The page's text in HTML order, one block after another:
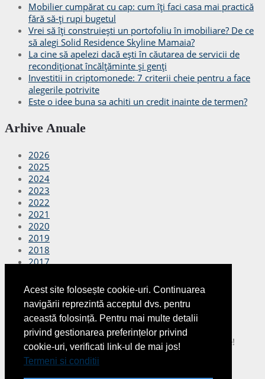
Acest site folosește cookie-uri. Continuarea
navigării reprezintă acceptul dvs. pentru
această folosință. Pentru mai multe detalii
privind gestionarea preferințelor privind
cookie-uri, verificati link-ul de mai jos!
Termeni si conditii
Mobilier cumpărat cu cap: cum îți faci casa mai practică
fără să-ți rupi bugetul
Vrei să îți construiești un portofoliu în imobiliare? De ce
să alegi Solid Residence Skyline Mamaia?
La cine să apelezi dacă ești în căutarea de servicii de
recondiționat încălțăminte și genți
Investitii in criptomonede: 7 criterii cheie pentru a face
alegerile potrivite
Este o idee buna sa achiti un credit inainte de termen?
Arhive Anuale
2026
2025
2024
2023
2022
2021
2020
2019
2018
2017
2015
2014
2013
2012
Copyright © 2026Finante AziToate drepturile rezervate!
Despre noi|